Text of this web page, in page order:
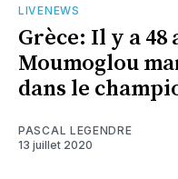
LIVENEWS
Grèce: Il y a
Moumoglou
dans le
PASCAL LEGENDRE
13 juillet 2020